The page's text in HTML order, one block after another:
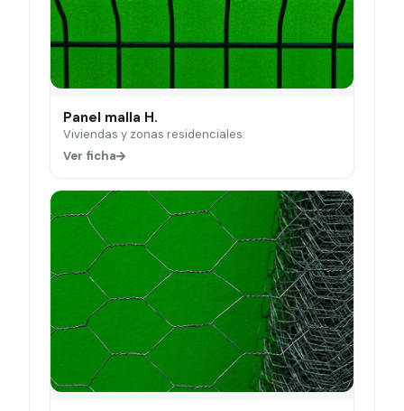
Panel malla H.
Viviendas y zonas residenciales.
Ver ficha